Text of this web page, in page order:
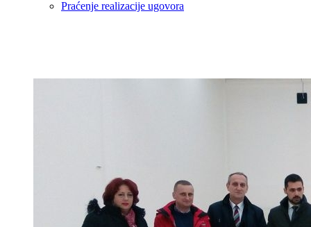
Praćenje realizacije ugovora